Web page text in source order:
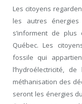
Les citoyens
les autres
s’informent de
Québec. Les
fossile qui
l’hydroélectricité,
méthanisation des
seront les énergies